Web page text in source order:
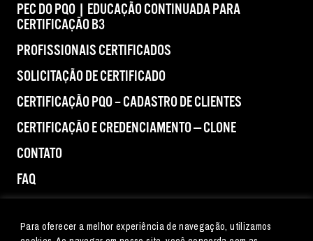
Para oferecer a melhor experiência de navegação, utilizamos
PEC DO PQO | EDUCAÇÃO CONTINUADA PARA
CERTIFICAÇÃO B3
PROFISSIONAIS CERTIFICADOS
SOLICITAÇÃO DE CERTIFICADO
CERTIFICAÇÃO PQO – CADASTRO DE CLIENTES
CERTIFICAÇÃO E CREDENCIAMENTO — CLONE
CONTATO
FAQ